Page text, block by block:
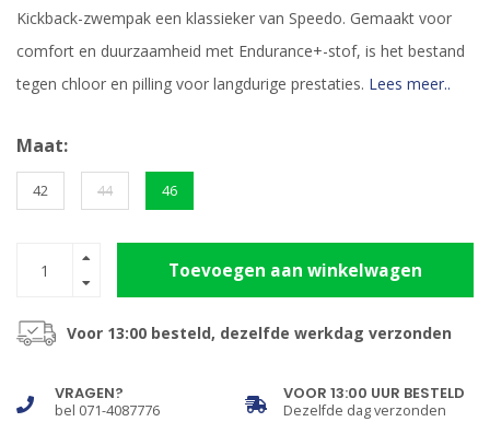
Kickback-zwempak een klassieker van Speedo. Gemaakt voor
comfort en duurzaamheid met Endurance+-stof, is het bestand
tegen chloor en pilling voor langdurige prestaties. Lees meer..
Maat:
42 44 46
Toevoegen aan winkelwagen
Voor 13:00 besteld, dezelfde werkdag verzonden
VRAGEN?
bel 071-4087776
VOOR 13:00 UUR BESTELD
Dezelfde dag verzonden